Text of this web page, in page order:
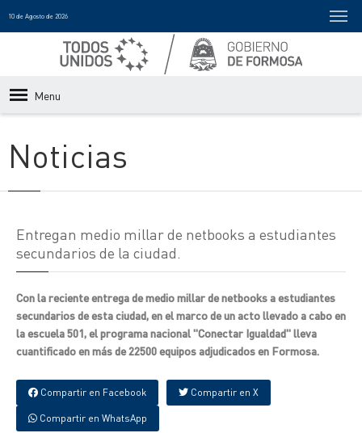
10 de Agosto de 2026
Menu
Noticias
Entregan medio millar de netbooks a estudiantes
secundarios de la ciudad.
Con la reciente entrega de medio millar de netbooks a estudiantes
secundarios de esta ciudad, en el marco de un acto llevado a cabo en
la escuela 501, el programa nacional "Conectar Igualdad" lleva
cuantificado en más de 22500 equipos adjudicados en Formosa.
Compartir en Facebook Compartir en X
Compartir en WhatsApp